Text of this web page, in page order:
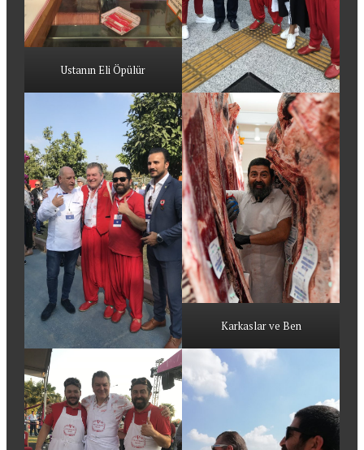
Ustanın Eli Öpülür
Karkaslar ve Ben